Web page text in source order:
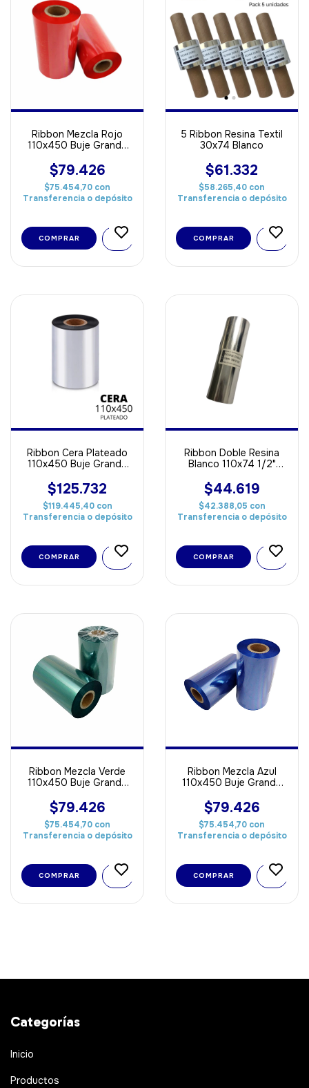
Ribbon Mezcla Rojo
110x450 Buje Grande
$79.426
$75.454,70 con
Transferencia o depósito
COMPRAR
5 Ribbon Resina Textil
30x74 Blanco
$61.332
$58.265,40 con
Transferencia o depósito
Ribbon Cera Plateado
110x450 Buje Grande
$125.732
$119.445,40 con
Transferencia o depósito
Ribbon Doble Resina
Blanco 110x74 1/2"
Saten
$44.619
$42.388,05 con
Transferencia o depósito
Ribbon Mezcla Verde
110x450 Buje Grande
$79.426
$75.454,70 con
Transferencia o depósito
COMPRAR
Ribbon Mezcla Azul
110x450 Buje Grande
$79.426
$75.454,70 con
Transferencia o depósito
COMPRAR
Categorías
Inicio
Productos